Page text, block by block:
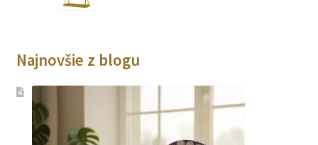
Najnovšie z blogu